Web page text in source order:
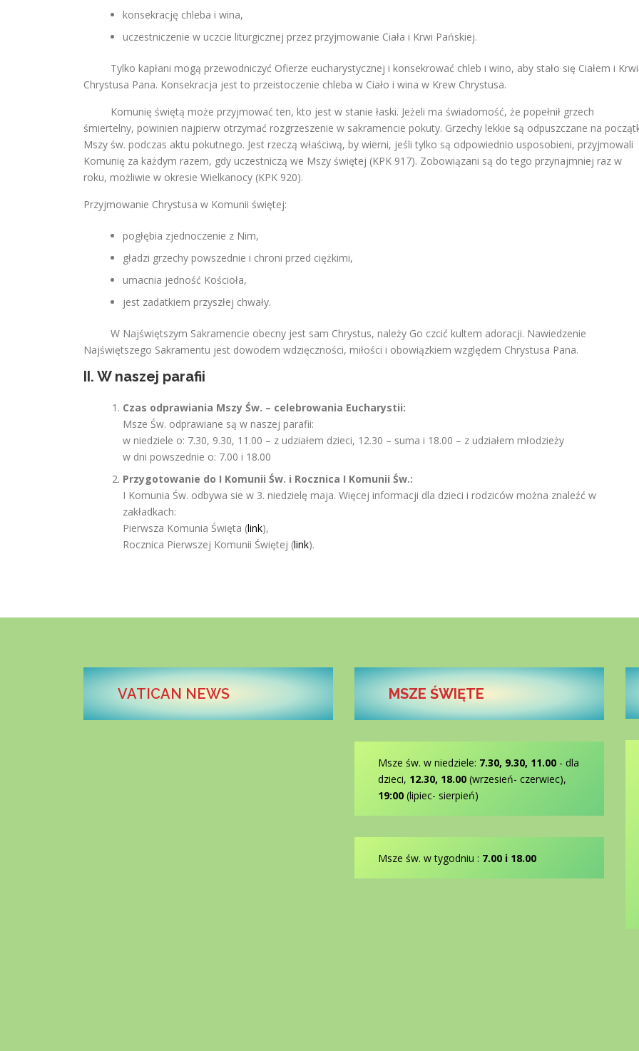
konsekrację chleba i wina,
uczestniczenie w uczcie liturgicznej przez przyjmowanie Ciała i Krwi Pańskiej.
Tylko kapłani mogą przewodniczyć Ofierze eucharystycznej i konsekrować chleb i wino, aby stało się Ciałem i
Chrystusa Pana. Konsekracja jest to przeistoczenie chleba w Ciało i wina w Krew Chrystusa.
Komunię świętą może przyjmować ten, kto jest w stanie łaski. Jeżeli ma świadomość, że popełnił grzech
śmiertelny, powinien najpierw otrzymać rozgrzeszenie w sakramencie pokuty. Grzechy lekkie są odpuszczane na
Mszy św. podczas aktu pokutnego. Jest rzeczą właściwą, by wierni, jeśli tylko są odpowiednio usposobieni, przyjmowali
Komunię za każdym razem, gdy uczestniczą we Mszy świętej (KPK 917). Zobowiązani są do tego przynajmniej raz w
roku, możliwie w okresie Wielkanocy (KPK 920).
Przyjmowanie Chrystusa w Komunii świętej:
pogłębia zjednoczenie z Nim,
gładzi grzechy powszednie i chroni przed ciężkimi,
umacnia jedność Kościoła,
jest zadatkiem przyszłej chwały.
W Najświętszym Sakramencie obecny jest sam Chrystus, należy Go czcić kultem adoracji. Nawiedzenie
Najświętszego Sakramentu jest dowodem wdzięczności, miłości i obowiązkiem względem Chrystusa Pana.
II. W naszej parafii
Czas odprawiania Mszy Św. – celebrowania Eucharystii:
Msze Św. odprawiane są w naszej parafii:
w niedziele o: 7.30, 9.30, 11.00 – z udziałem dzieci, 12.30 – suma i 18.00 – z udziałem młodzieży
w dni powszednie o: 7.00 i 18.00
Przygotowanie do I Komunii Św. i Rocznica I Komunii Św.:
I Komunia Św. odbywa sie w 3. niedzielę maja. Więcej informacji dla dzieci i rodziców można znaleźć w
zakładkach:
Pierwsza Komunia Święta (link),
Rocznica Pierwszej Komunii Świętej (link).
VATICAN NEWS MSZE ŚWIĘTE
Msze św. w niedziele: 7.30, 9.30, 11.00 - dla
dzieci, 12.30, 18.00 (wrzesień- czerwiec),
19:00(lipiec- sierpień)
Msze św. w tygodniu : 7.00 i 18.00